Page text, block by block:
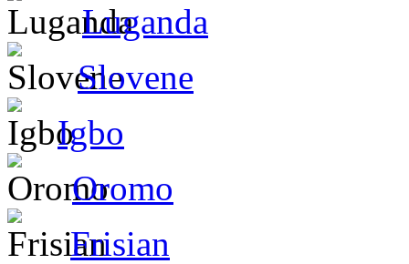
Luganda
Slovene
Igbo
Oromo
Frisian